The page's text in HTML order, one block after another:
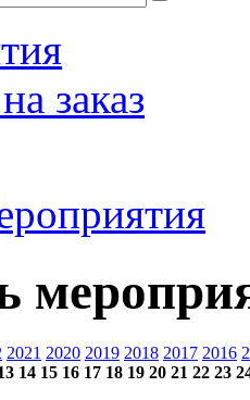
заказ
2021 2020 2019 2018 2017 2016
14 15 16 17 18 19 20 21 22 23